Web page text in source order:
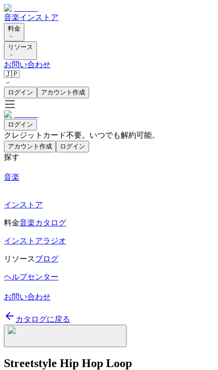
音楽インストア
料金
リソース
お問い合わせ
🇯🇵
ログイン アカウント作成
ログイン
クレジットカード不要。いつでも解約可能。
アカウント作成 ログイン
探す
音楽
インストア
料金音楽カタログ
インストアラジオ
リソースブログ
ヘルプセンター
お問い合わせ
カタログに戻る
Streetstyle Hip Hop Loop